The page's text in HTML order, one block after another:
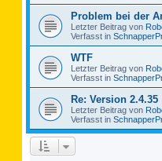
Problem bei der
Letzter Beitrag von
Verfasst in
WTF
Letzter Beitrag von
Verfasst in
Re: Version 2.4.35
Letzter Beitrag von
Verfasst in